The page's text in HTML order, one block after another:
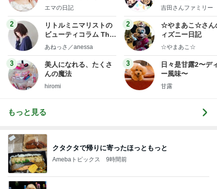
社売却セカンドライ
エマの日記
2
リトルミニマリストの
ビューティコラム The
little minimalist's bea
あねっさ／anessa
3
美人になれる、たくさ
んの魔法
hiromi
y Ameba 吉田さ
ログ
吉田さんファミリー
2
☆やまあこ☆さん
ィズニー日記
☆やまあこ☆
3
日々是甘露2〜デ
ー風味〜
甘露
もっと見る
クタクタで帰りに寄ったほっともっと
Amebaトピックス 9時間前